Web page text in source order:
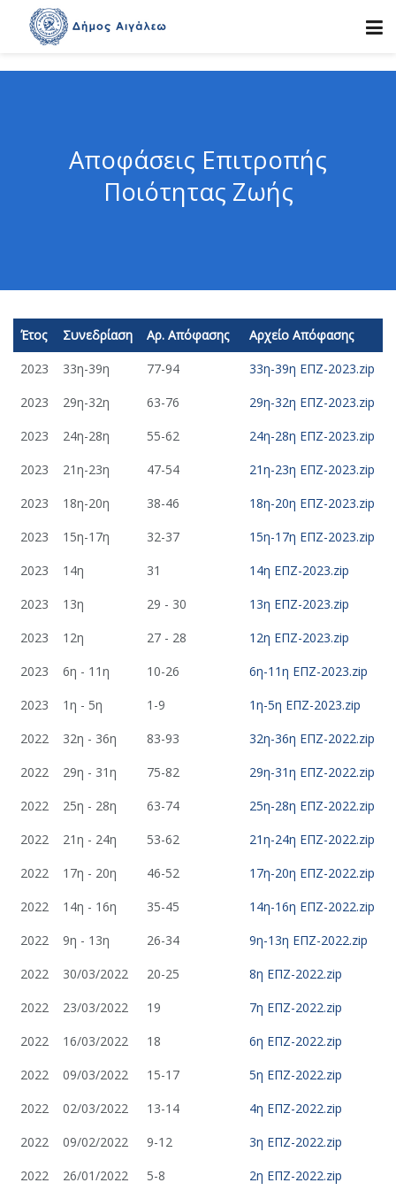
Αποφάσεις Επιτροπής
Ποιότητας Ζωής
Έτος Συνεδρίαση Αρ. Απόφασης
Αρχείο Απόφασης
2023
33η-39η 77-94
33η-39η ΕΠΖ-2023.zip
2023
29η-32η 63-76
29η-32η ΕΠΖ-2023.zip
2023
24η-28η 55-62
24η-28η ΕΠΖ-2023.zip
2023
21η-23η 47-54
21η-23η ΕΠΖ-2023.zip
2023
18η-20η 38-46
18η-20η ΕΠΖ-2023.zip
2023
15η-17η 32-37
15η-17η ΕΠΖ-2023.zip
2023
14η 31
14η ΕΠΖ-2023.zip
2023
13η 29 - 30
13η ΕΠΖ-2023.zip
2023
12η 27 - 28
12η ΕΠΖ-2023.zip
2023
6η - 11η 10-26
6η-11η ΕΠΖ-2023.zip
2023
1η - 5η 1-9
1η-5η ΕΠΖ-2023.zip
2022
32η - 36η 83-93
32η-36η ΕΠΖ-2022.zip
2022
29η - 31η 75-82
29η-31η ΕΠΖ-2022.zip
2022
25η - 28η 63-74
25η-28η ΕΠΖ-2022.zip
2022
21η - 24η 53-62
21η-24η ΕΠΖ-2022.zip
2022
17η - 20η 46-52
17η-20η ΕΠΖ-2022.zip
2022
14η - 16η 35-45
14η-16η ΕΠΖ-2022.zip
2022
9η - 13η 26-34
9η-13η ΕΠΖ-2022.zip
2022
30/03/2022 20-25
8η ΕΠΖ-2022.zip
2022
23/03/2022 19
7η ΕΠΖ-2022.zip
2022
16/03/2022 18
6η ΕΠΖ-2022.zip
2022
09/03/2022 15-17
5η ΕΠΖ-2022.zip
2022
02/03/2022 13-14
4η ΕΠΖ-2022.zip
2022
09/02/2022 9-12
3η ΕΠΖ-2022.zip
2022
26/01/2022 5-8
2η ΕΠΖ-2022.zip